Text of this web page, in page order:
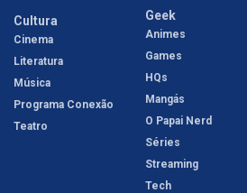
Cultura
Cinema
Literatura
Música
Programa Conexão
Teatro
Geek
Animes
Games
HQs
Mangás
O Papai Nerd
Séries
Streaming
Tech